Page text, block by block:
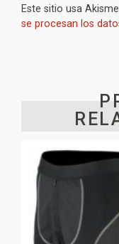
Este sitio usa
se procesan los